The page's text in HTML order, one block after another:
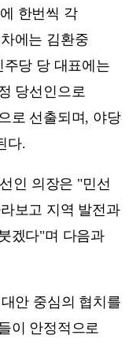
한번씩 각
에는 김환중
당 당 대표에는
당선인으로
로 선출되며, 야당
다.
인 의장은 "민선
보고 지역 발전과
겠다"며 다음과
안 중심의 협치를
이 안정적으로